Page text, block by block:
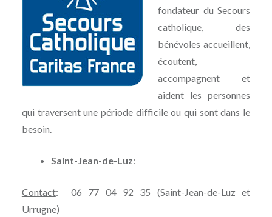
fondateur du Secours
catholique, des
bénévoles accueillent,
écoutent,
accompagnent et
aident les personnes
qui traversent une période difficile ou qui sont dans le
besoin.
Saint-Jean-de-Luz:
Contact: 06 77 04 92 35 (Saint-Jean-de-Luz et
Urrugne)